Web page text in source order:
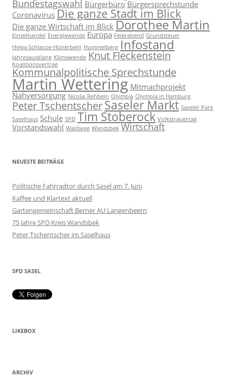
Bundestagswahl Bürgerbüro Bürgersprechstunde
Coronavirus Die ganze Stadt im Blick
Die ganze Wirtschaft im Blick Dorothee Martin
Einzelhandel Energiewende Europa Feierabend Grundsteuer
Helga Schlanze-Hünerbein Hummelberg Infostand
Jahresausklang Klimawende Knut Fleckenstein
Koalitionsvertrag
Kommunalpolitische Sprechstunde
Martin Wettering Mitmachprojekt
Nahversorgung Nicolai Rehbein Olympia Olympia in Hamburg
Peter TschentscherSaseler Markt Saseler Park
Saselhaus Schule SPD Tim Stoberock Volkstrauertag
Vorstandswahl Waldweg Wandsbek Wirtschaft
NEUESTE BEITRÄGE
Politische Fahrradtor durch Sasel am 7. Juni
Kaffee und Klartext aktuell
Gartengemeinschaft Berner AU Langenbeern
75 Jahre SPD Kreis Wandsbek
Peter Tschentscher im Saselhaus
SPD SASEL
LIKEBOX
ARCHIV